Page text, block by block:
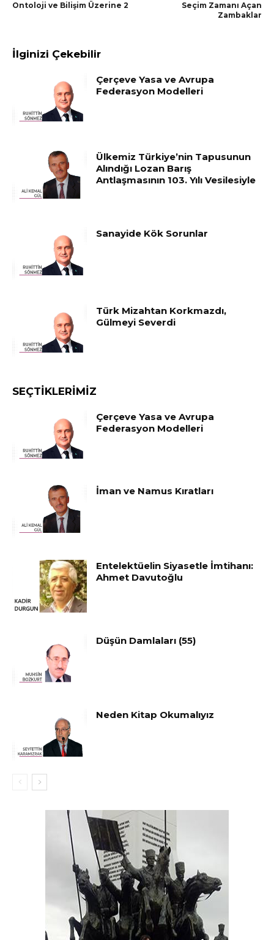
Ontoloji ve Bilişim Üzerine 2
Seçim Zamanı Açan
Zambaklar
İlginizi Çekebilir
Çerçeve Yasa ve Avrupa
Federasyon Modelleri
Ülkemiz Türkiye’nin Tapusunun
Alındığı Lozan Barış
Antlaşmasının 103. Yılı Vesilesiyle
Sanayide Kök Sorunlar
Türk Mizahtan Korkmazdı,
Gülmeyi Severdi
SEÇTIKLERIMIZ
Çerçeve Yasa ve Avrupa
Federasyon Modelleri
İman ve Namus Kıratları
Entelektüelin Siyasetle İmtihanı:
Ahmet Davutoğlu
Düşün Damlaları (55)
Neden Kitap Okumalıyız